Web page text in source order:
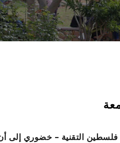
التقنية – خضوري إلى أن